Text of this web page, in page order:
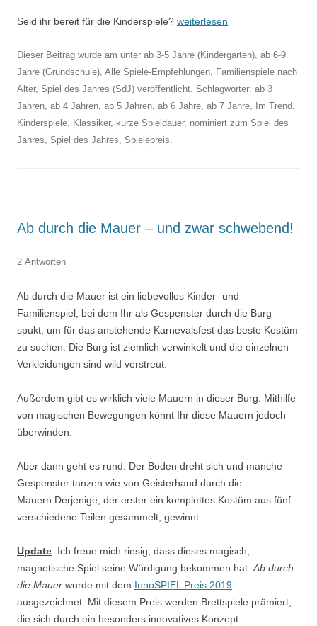
Seid ihr bereit für die Kinderspiele? weiterlesen
Dieser Beitrag wurde am unter ab 3-5 Jahre (Kindergarten), ab 6-9
Jahre (Grundschule), Alle Spiele-Empfehlungen, Familienspiele nach
Alter, Spiel des Jahres (SdJ) veröffentlicht. Schlagwörter: ab 3
Jahren, ab 4 Jahren, ab 5 Jahren, ab 6 Jahre, ab 7 Jahre, Im Trend,
Kinderspiele, Klassiker, kurze Spieldauer, nominiert zum Spiel des
Jahres, Spiel des Jahres, Spielepreis.
Ab durch die Mauer – und zwar schwebend!
2 Antworten
Ab durch die Mauer ist ein liebevolles Kinder- und
Familienspiel, bei dem Ihr als Gespenster durch die Burg
spukt, um für das anstehende Karnevalsfest das beste Kostüm
zu suchen. Die Burg ist ziemlich verwinkelt und die einzelnen
Verkleidungen sind wild verstreut.
Außerdem gibt es wirklich viele Mauern in dieser Burg. Mithilfe
von magischen Bewegungen könnt Ihr diese Mauern jedoch
überwinden.
Aber dann geht es rund: Der Boden dreht sich und manche
Gespenster tanzen wie von Geisterhand durch die
Mauern.Derjenige, der erster ein komplettes Kostüm aus fünf
verschiedene Teilen gesammelt, gewinnt.
Update: Ich freue mich riesig, dass dieses magisch,
magnetische Spiel seine Würdigung bekommen hat.Ab durch
die Mauer wurde mit dem InnoSPIEL Preis 2019
ausgezeichnet. Mit diesem Preis werden Brettspiele prämiert,
die sich durch ein besonders innovatives Konzept